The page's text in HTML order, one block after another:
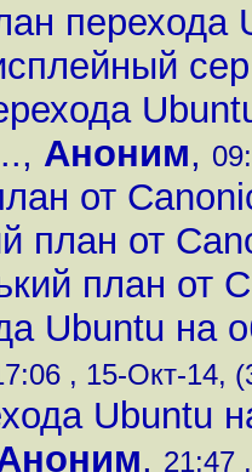
перехода
, Аноним,
от
план от
план от
Ubuntu на
, 15-Окт-14,
Ubuntu
, 21:47